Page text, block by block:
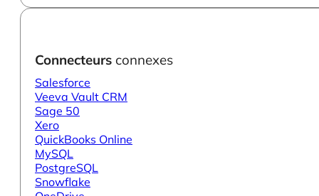
Connecteurs connexes
Salesforce
Veeva Vault CRM
Sage 50
Xero
QuickBooks Online
MySQL
PostgreSQL
Snowflake